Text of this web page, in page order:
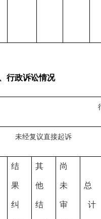
行政诉讼情况
未经复议直接起诉
结
果
纠
其
他
结
尚
未
审
总
计